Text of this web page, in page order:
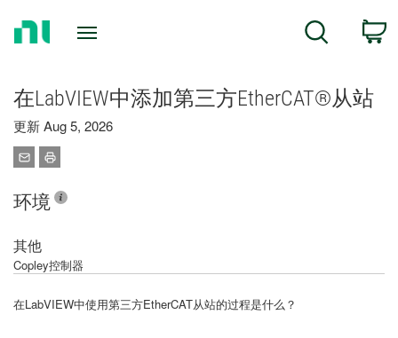
Search
在LabVIEW中添加第三方EtherCAT®从站
更新 Aug 5, 2026
环境
其他
Copley控制器
在LabVIEW中使用第三方EtherCAT从站的过程是什么？